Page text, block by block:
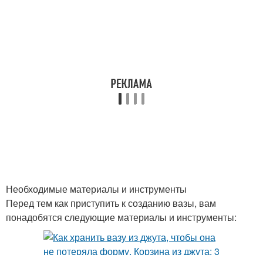
Поделки с двухлетним
ребёнком
Идеи для детей
Необходимые материалы и инструменты
Перед тем как приступить к созданию вазы, вам
понадобятся следующие материалы и инструменты: